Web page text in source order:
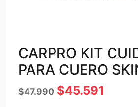
CARPRO KIT
PARA CUERO
$47.990 El
$45.591